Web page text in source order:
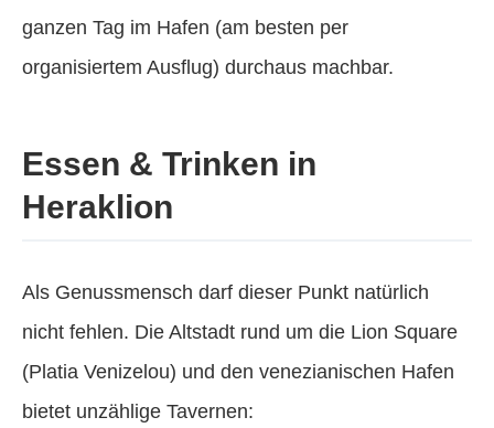
ganzen Tag im Hafen (am besten per
organisiertem Ausflug) durchaus machbar.
Essen & Trinken in
Heraklion
Als Genussmensch darf dieser Punkt natürlich
nicht fehlen. Die Altstadt rund um die Lion Square
(Platia Venizelou) und den venezianischen Hafen
bietet unzählige Tavernen: